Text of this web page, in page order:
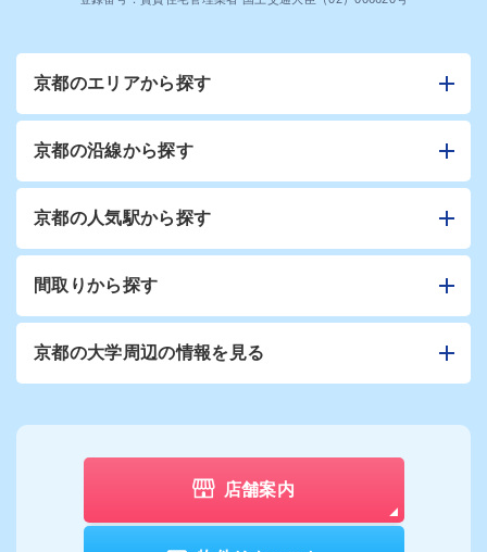
京都のエリアから探す
京都の沿線から探す
京都の人気駅から探す
間取りから探す
京都の大学周辺の情報を見る
店舗案内